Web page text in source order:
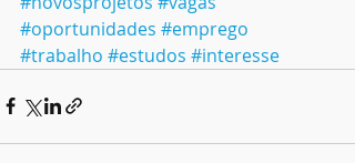
#oportunidades #emprego
#trabalho #estudos #interesse